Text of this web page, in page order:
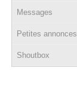
Messages
Petites annonces
Shoutbox